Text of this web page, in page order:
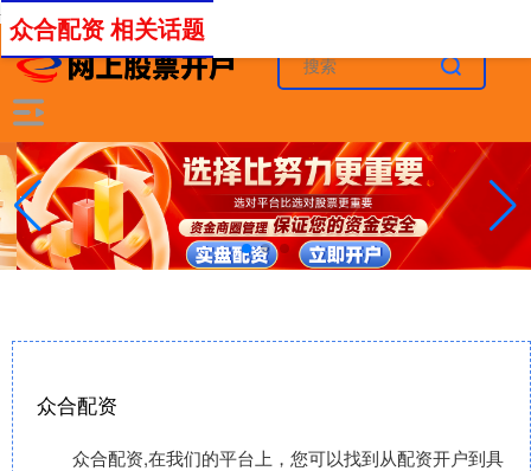
-->
众合配资
众合配资,在我们的平台上，您可以找到从配资开户到具
众合配资 相关话题